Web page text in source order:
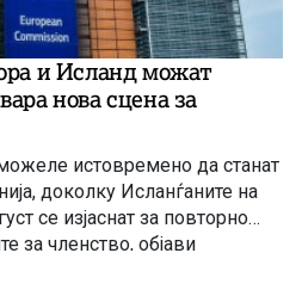
и Исланд можат
нова сцена за
истовремено да станат
доколку Исланѓаните на
се изјаснат за повторно
за членство, објави
се на европски претставници